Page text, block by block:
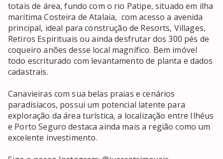
totais de área, fundo com o rio Patipe, situado em ilha
marítima Costeira de Atalaia,  com acesso a avenida
principal, ideal para construção de Resorts, Villages,
Retiros Espirituais ou ainda desfrutar dos 300 pés de
coqueiro anões desse local magnífico. Bem imóvel
todo escriturado com levantamento de planta e dados
cadastrais.
Canavieiras com sua belas praias e cenários
paradisíacos, possui um potencial latente para
exploração da área turística, a localização entre Ilhéus
e Porto Seguro destaca ainda mais a região como um
excelente investimento.